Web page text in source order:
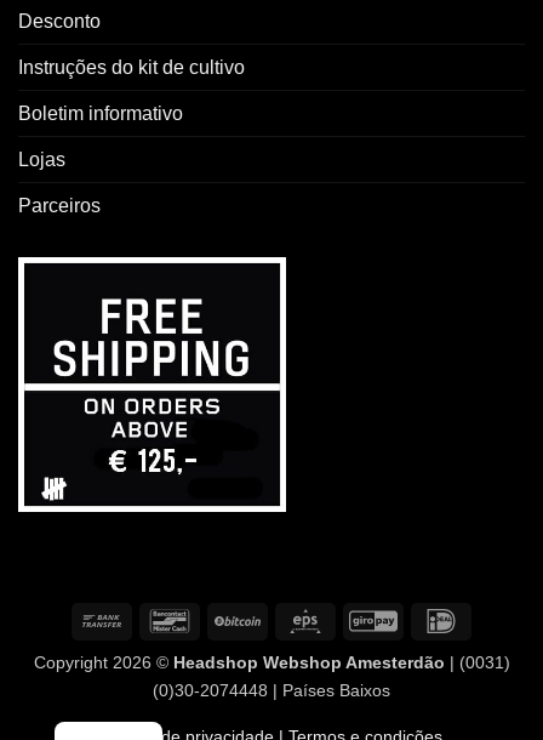
Desconto
Instruções do kit de cultivo
Boletim informativo
Lojas
Parceiros
TransferênciaContacto
o
banco
BitCoin Eps GiroPay
Copyright 2026 © Headshop Webshop Amesterdão | (0031)
(0)30-2074448 | Países Baixos